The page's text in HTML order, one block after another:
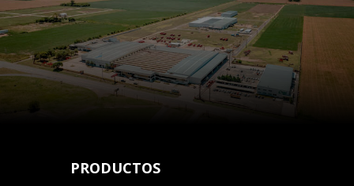
PRODUCTOS